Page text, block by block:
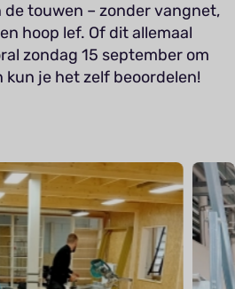
touwen – zonder vangnet,
hoop lef. Of dit allemaal
zondag 15 september om
kun je het zelf beoordelen!